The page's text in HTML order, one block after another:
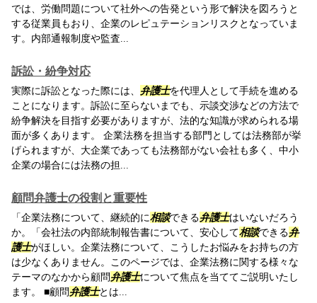
では、労働問題について社外への告発という形で解決を図ろうと
する従業員もおり、企業のレピュテーションリスクとなっていま
す。内部通報制度や監査...
訴訟・紛争対応
実際に訴訟となった際には、 弁護士を代理人として手続を進める
ことになります。訴訟に至らないまでも、示談交渉などの方法で
紛争解決を目指す必要がありますが、法的な知識が求められる場
面が多くあります。 企業法務を担当する部門としては法務部が挙
げられますが、大企業であっても法務部がない会社も多く、中小
企業の場合には法務の担...
顧問弁護士の役割と重要性
「企業法務について、継続的に相談できる弁護士はいないだろう
か。「会社法の内部統制報告書について、安心して相談できる弁
護士がほしい。企業法務について、こうしたお悩みをお持ちの方
は少なくありません。このページでは、企業法務に関する様々な
テーマのなかから顧問弁護士について焦点を当ててご説明いたし
ます。 ■顧問弁護士とは...